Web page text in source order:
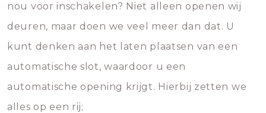
nou voor inschakelen? Niet alleen openen wij
deuren, maar doen we veel meer dan dat. U
kunt denken aan het laten plaatsen van een
automatische slot, waardoor u een
automatische opening krijgt. Hierbij zetten we
alles op een rij;